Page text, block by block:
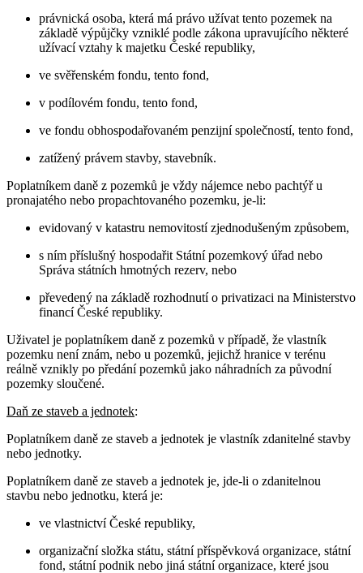
právnická osoba, která má právo užívat tento pozemek na
základě výpůjčky vzniklé podle zákona upravujícího některé
užívací vztahy k majetku České republiky,
ve svěřenském fondu, tento fond,
v podílovém fondu, tento fond,
ve fondu obhospodařovaném penzijní společností, tento fond,
zatížený právem stavby, stavebník.
Poplatníkem daně z pozemků je vždy nájemce nebo pachtýř u
pronajatého nebo propachtovaného pozemku, je-li:
evidovaný v katastru nemovitostí zjednodušeným způsobem,
s ním příslušný hospodařit Státní pozemkový úřad nebo
Správa státních hmotných rezerv, nebo
převedený na základě rozhodnutí o privatizaci na Ministerstvo
financí České republiky.
Uživatel je poplatníkem daně z pozemků v případě, že vlastník
pozemku není znám, nebo u pozemků, jejichž hranice v terénu
reálně vznikly po předání pozemků jako náhradních za původní
pozemky sloučené.
Daň ze staveb a jednotek:
Poplatníkem daně ze staveb a jednotek je vlastník zdanitelné stavby
nebo jednotky.
Poplatníkem daně ze staveb a jednotek je, jde-li o zdanitelnou
stavbu nebo jednotku, která je:
ve vlastnictví České republiky,
organizační složka státu, státní příspěvková organizace, státní
fond, státní podnik nebo jiná státní organizace, které jsou